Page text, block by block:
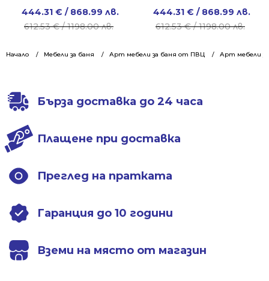
Начало Мебели за баня Арт мебели за баня от ПВЦ Арт мебели
612.53€/ 1198.00 лв.
Original
price
612.53 €
444.31 € / 868.99 лв.
Current
price
444.31 €
612.53€/ 1198.00 лв.
Original
price
612.53 €
444.31 € / 868.99 лв.
Current
price
444.31 €
Бърза доставка до 24 часа
Плащене при доставка
Преглед на пратката
Гаранция до 10 години
Вземи на място от магазин